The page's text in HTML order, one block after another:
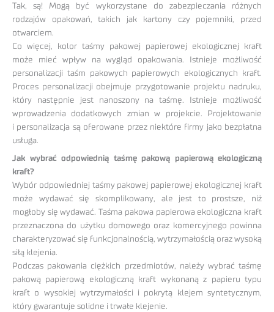
Tak, są! Mogą być wykorzystane do zabezpieczania różnych
rodzajów opakowań, takich jak kartony czy pojemniki, przed
otwarciem.
Co więcej, kolor taśmy pakowej papierowej ekologicznej kraft
może mieć wpływ na wygląd opakowania. Istnieje możliwość
personalizacji taśm pakowych papierowych ekologicznych kraft.
Proces personalizacji obejmuje przygotowanie projektu nadruku,
który następnie jest nanoszony na taśmę. Istnieje możliwość
wprowadzenia dodatkowych zmian w projekcie. Projektowanie
i personalizacja są oferowane przez niektóre firmy jako bezpłatna
usługa.
Jak wybrać odpowiednią taśmę pakową papierową ekologiczną
kraft?
Wybór odpowiedniej taśmy pakowej papierowej ekologicznej kraft
może wydawać się skomplikowany, ale jest to prostsze, niż
mogłoby się wydawać. Taśma pakowa papierowa ekologiczna kraft
przeznaczona do użytku domowego oraz komercyjnego powinna
charakteryzować się funkcjonalnością, wytrzymałością oraz wysoką
siłą klejenia.
Podczas pakowania ciężkich przedmiotów, należy wybrać taśmę
pakową papierową ekologiczną kraft wykonaną z papieru typu
kraft o wysokiej wytrzymałości i pokrytą klejem syntetycznym,
który gwarantuje solidne i trwałe klejenie.